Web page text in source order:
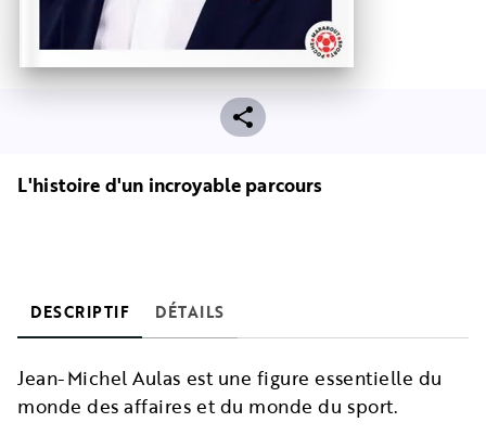
L'histoire d'un incroyable parcours
DESCRIPTIF DÉTAILS
Jean-Michel Aulas est une figure essentielle du
monde des affaires et du monde du sport.